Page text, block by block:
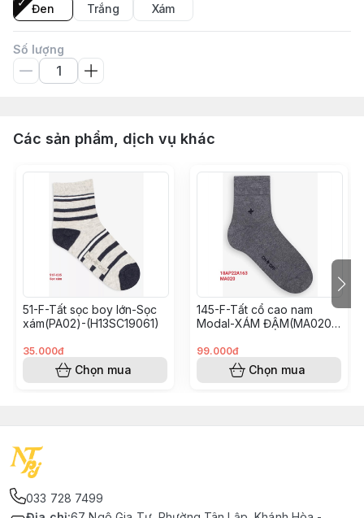
Đen
Trắng Xám
Số lượng
Các sản phẩm, dịch vụ khác
51-F-Tất sọc boy lớn-Sọc
xám(PA02)-(H13SC19061)
35.000đ
Chọn mua
145-F-Tất cổ cao nam
Modal-XÁM ĐẬM(MA020)-
99.000đ
Chọn mua
033 728 7499